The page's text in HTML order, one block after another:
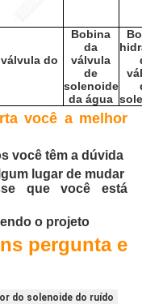
do
Bobina
da
válvula
de
solenoide
da água
você a melhor
você têm a dúvida
lugar de mudar
que você está
o projeto
pergunta e
do solenoide do ruído